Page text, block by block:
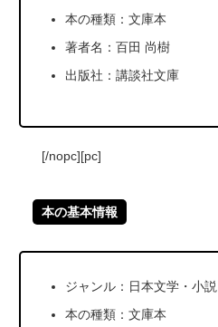
本の種類：文庫本
著者名：百田 尚樹
出版社：講談社文庫
[/nopc][pc]
本の基本情報
ジャンル：日本文学・小説
本の種類：文庫本